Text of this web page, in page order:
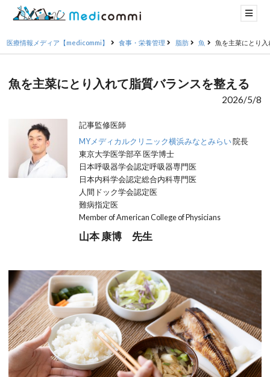
医療情報メディア【medicommi】 食事・栄養管理 脂肪 魚 魚を主菜にとり
魚を主菜にとり入れて脂質バランスを整える
2026/5/8
記事監修医師
MYメディカルクリニック横浜みなとみらい院長
東京大学医学部卒 医学博士
日本呼吸器学会認定呼吸器専門医
日本内科学会認定総合内科専門医
人間ドック学会認定医
難病指定医
Member of American College of Physicians
山本 康博 先生